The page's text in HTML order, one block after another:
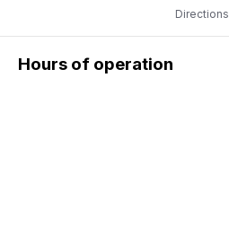
Directions
Hours of operation